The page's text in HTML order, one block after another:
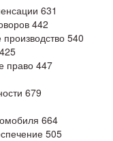
631
442
540
425
право447
679
664
505